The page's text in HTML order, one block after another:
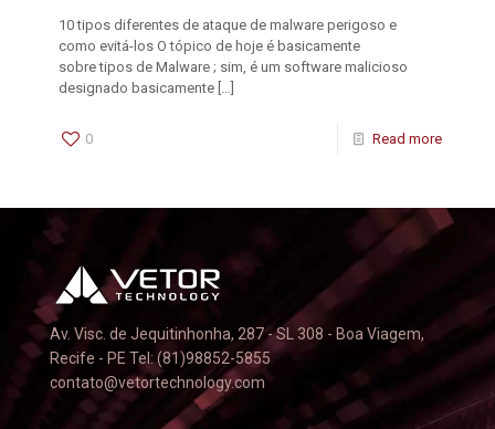
10 tipos diferentes de ataque de malware perigoso e
como evitá-los O tópico de hoje é basicamente
sobre tipos de Malware ; sim, é um software malicioso
designado basicamente
0 Read more
Av. Visc. de Jequitinhonha, 287 - SL 308 - Boa Viagem,
Recife - PE Tel: (81)98852-5855
contato@vetortechnology.com